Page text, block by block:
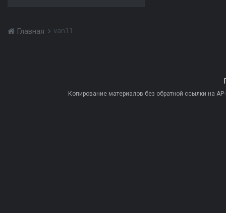
Главная van11
Копирование материалов без обратной ссылки на